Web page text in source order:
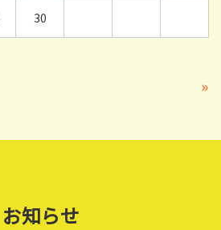
30
»
お知らせ